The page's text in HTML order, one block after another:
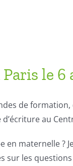
le 6
de
au
en maternelle ?
sur les